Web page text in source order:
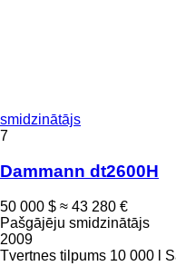
smidzinātājs
7
Dammann dt2600H
50 000 $ ≈ 43 280 €
Pašgājēju smidzinātājs
2009
Tvertnes tilpums 10 000 l